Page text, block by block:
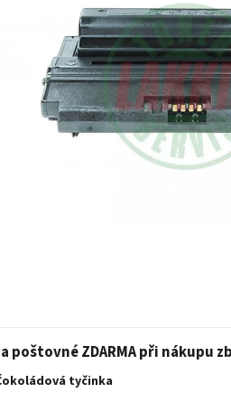
poštovné ZDARMA při nákupu
tyčinka